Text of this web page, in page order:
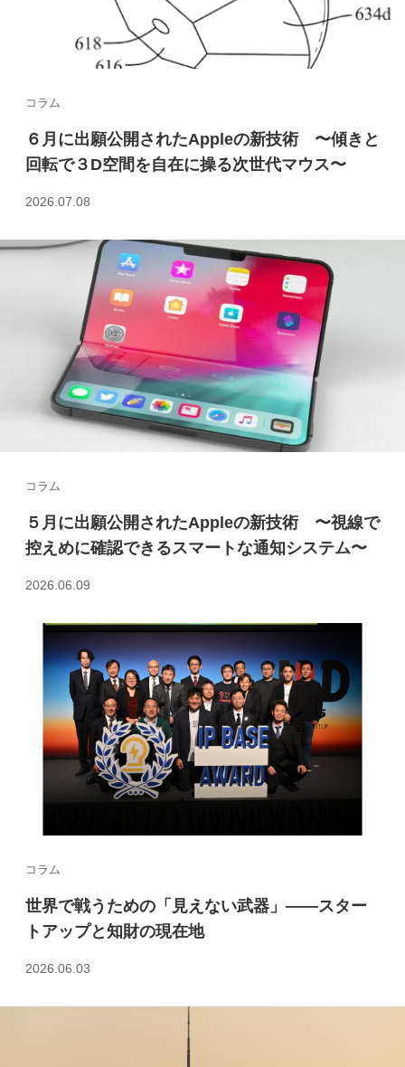
コラム
６月に出願公開されたAppleの新技術 〜傾きと
回転で３D空間を自在に操る次世代マウス〜
2026.07.08
コラム
５月に出願公開されたAppleの新技術 〜視線で
控えめに確認できるスマートな通知システム〜
2026.06.09
コラム
世界で戦うための「見えない武器」――スター
トアップと知財の現在地
2026.06.03